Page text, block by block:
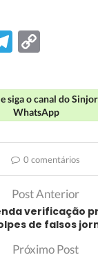
Telegram
e siga o canal do
WhatsApp
0 comentários
Post Anterior
verificação
de falsos
Próximo Post